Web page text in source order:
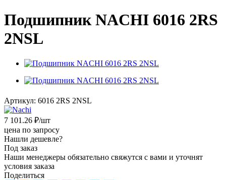
Подшипник NACHI 6016 2RS
2NSL
Артикул: 6016 2RS 2NSL
7 101.26 ₽/шт
цена по запросу
Нашли дешевле?
Под заказ
Наши менеджеры обязательно свяжутся с вами и уточнят
условия заказа
Поделиться